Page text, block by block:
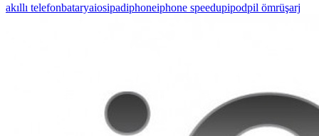
akıllı telefonbataryaiosipadiphoneiphone speedupipodpil ömrüşarj